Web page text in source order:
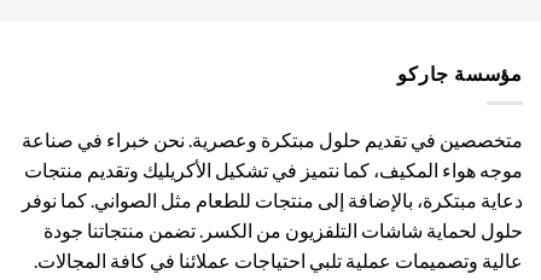
الخيارات
على
صفحة
المنتج
مؤسسة جاركو
متخصصين في تقديم حلول مبتكرة وعصرية. نحن خبراء في صناعة
موجه هواء المكيف، كما نتميز في تشكيل الأكريليك وتقديم منتجات
دعاية مبتكرة، بالإضافة إلى منتجات للطعام مثل الصواني. كما نوفر
حلول لحماية شاشات التلفزيون من الكسر. تضمن منتجاتنا جودة
عالية وتصميمات عملية تلبي احتياجات عملائنا في كافة المجالات.